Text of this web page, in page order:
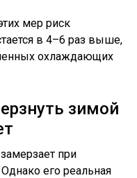
мер риск
в 4–6 раз выше,
охлаждающих
зимой
при
Однако его реальная